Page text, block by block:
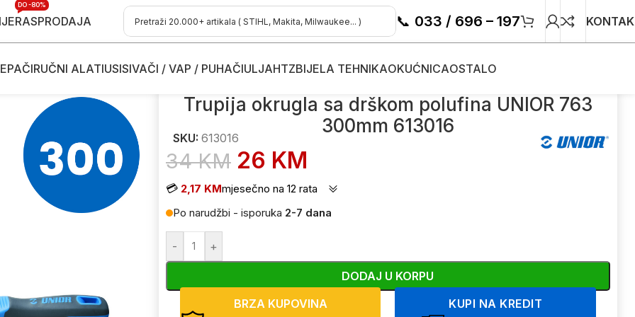
RASPRODAJA
DO -80%
📞 033 / 696 – 197
RUČNI ALATIUSISIVAČI / VAP / PUHAČIULJAHTZBIJELA TEHNIKAOKUĆNICAOSTALO
UNIOR 763 300mm 613016
Trupija okrugla sa drškom polufina UNIOR 763
300mm 613016
SKU: 613016
34KM 26 KM
💳 2,17 KMmjesečno na 12 rata
Po narudžbi - isporuka 2-7 dana
- +
DODAJ U KORPU
BRZA KUPOVINA
KUPI NA KREDIT